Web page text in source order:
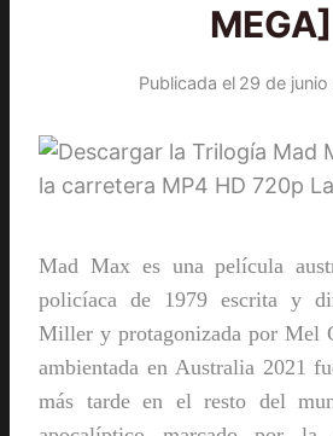
MEGA]
Publicada el 29 de
Mad Max es unapelícula
policíaca de 1979 escrita y
Miller y protagonizada por Mel
ambientada en Australia 2021
más tarde en el resto del